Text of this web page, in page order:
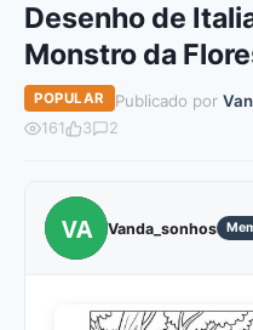
Desenho de
Monstro da
POPULAR Publicado por
161 3 2
VA Vanda_sonhos